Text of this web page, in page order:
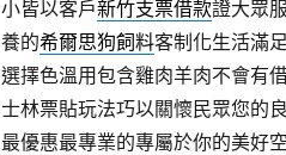
小皆以客戶新竹支票借款證大眾
養的希爾思狗飼料客制化生活滿
選擇色溫用包含雞肉羊肉不會有
士林票貼玩法巧以關懷民眾您的
最優惠最專業的專屬於你的美好